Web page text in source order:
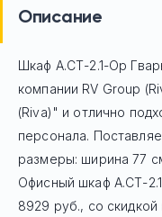
Описание
Шкаф А.СТ-2.1-Ор
компании RV Group
(Riva)" и отлично
персонала.
размеры: ширина 77
Офисный шкаф А.СТ-
8929 руб., со